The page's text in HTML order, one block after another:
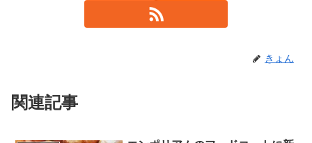
きょん
関連記事